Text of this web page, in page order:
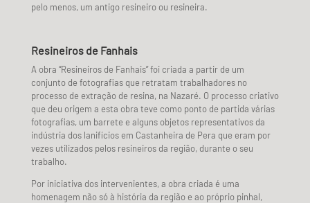
pelo menos, um antigo resineiro ou resineira.
Resineiros de Fanhais
A obra “Resineiros de Fanhais” foi criada a partir de um
conjunto de fotografias que retratam trabalhadores no
processo de extração de resina, na Nazaré. O processo criativo
que deu origem a esta obra teve como ponto de partida várias
fotografias, um barrete e alguns objetos representativos da
indústria dos lanifícios em Castanheira de Pera que eram por
vezes utilizados pelos resineiros da região, durante o seu
trabalho.
Por iniciativa dos intervenientes, a obra criada é uma
homenagem não só à história da região e ao próprio pinhal,